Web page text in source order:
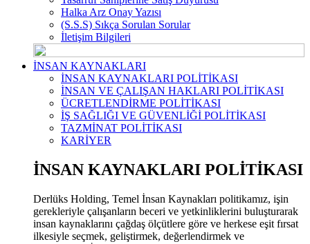
Halka Arz Onay Yazısı
(S.S.S) Sıkça Sorulan Sorular
İletişim Bilgileri
İNSAN KAYNAKLARI
İNSAN KAYNAKLARI POLİTİKASI
İNSAN VE ÇALIŞAN HAKLARI POLİTİKASI
ÜCRETLENDİRME POLİTİKASI
İŞ SAĞLIĞI VE GÜVENLİĞİ POLİTİKASI
TAZMİNAT POLİTİKASI
KARİYER
İNSAN KAYNAKLARI POLİTİKASI
Derlüks Holding, Temel İnsan Kaynakları politikamız, işin
gerekleriyle çalışanların beceri ve yetkinliklerini buluşturarak
insan kaynaklarını çağdaş ölçütlere göre ve herkese eşit fırsat
ilkesiyle seçmek, geliştirmek, değerlendirmek ve